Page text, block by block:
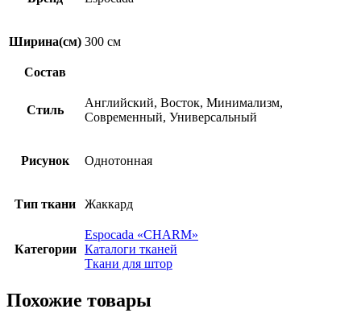
Ширина(см) 300 см
Состав
Стиль
Английский, Восток, Минимализм,
Современный, Универсальный
Рисунок Однотонная
Тип ткани Жаккард
Категории
Espocadа «CHARM»
Каталоги тканей
Ткани для штор
Похожие товары